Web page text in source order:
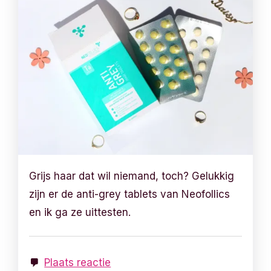
Grijs haar dat wil niemand, toch? Gelukkig
zijn er de anti-grey tablets van Neofollics
en ik ga ze uittesten.
Plaats reactie